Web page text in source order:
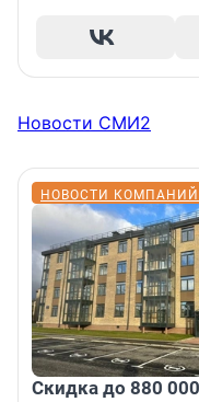
Новости СМИ2
НОВОСТИ КОМПАНИЙ
Скидка до 880